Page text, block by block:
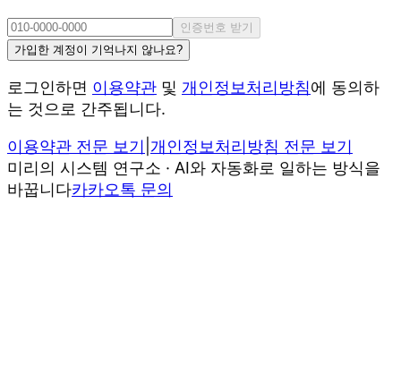
인증번호 받기
가입한 계정이 기억나지 않나요?
로그인하면 이용약관 및 개인정보처리방침에 동의하
는 것으로 간주됩니다.
이용약관 전문 보기 개인정보처리방침 전문 보기
미리의 시스템 연구소 · AI와 자동화로 일하는 방식을
바꿉니다카카오톡 문의